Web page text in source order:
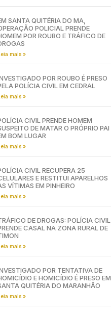
SANTA QUITÉRIA DO MA,
POLICIAL PRENDE
POR ROUBO E TRÁFICO DE
mais »
POR ROUBO É PRESO
POLÍCIA CIVIL EM CEDRAL
mais »
CIVIL PRENDE HOMEM
DE MATAR O PRÓPRIO PAI
BOM LUGAR
mais »
CIVIL RECUPERA 25
E RESTITUI APARELHOS
VÍTIMAS EM PINHEIRO
mais »
DE DROGAS: POLÍCIA CIVIL
CASAL NA ZONA RURAL DE
mais »
POR TENTATIVA DE
E HOMICÍDIO É PRESO EM
QUITÉRIA DO MARANHÃO
mais »